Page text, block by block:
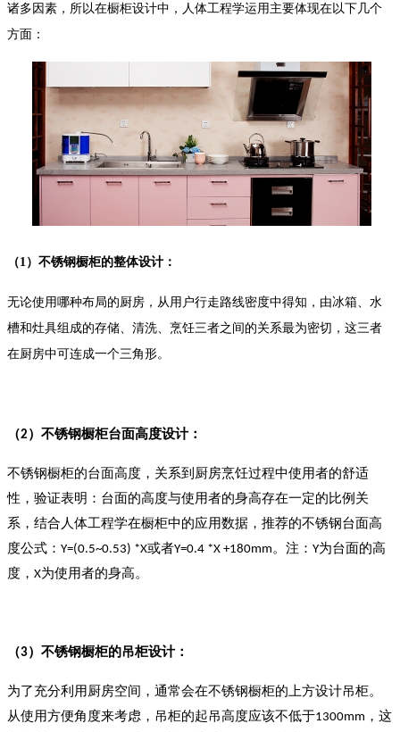
诸多因素，所以在橱柜设计中，人体工程学运用主要体现在以下几个
方面：
（1）不锈钢橱柜的整体设计：
无论使用哪种布局的厨房，从用户行走路线密度中得知，由冰箱、水
槽和灶具组成的存储、清洗、烹饪三者之间的关系最为密切，这三者
在厨房中可连成一个三角形。
（2 ）不锈钢橱柜台面高度设计：
不锈钢橱柜的台面高度，关系到厨房烹饪过程中使用者的舒适
性，验证表明：台面的高度与使用者的身高存在一定的比例关
系，结合人体工程学在橱柜中的应用数据，推荐的不锈钢台面高
度公式： Y=(0.5~0.53) *X或者Y=0.4 *X +180mm 。注： Y为台面的高
度， X为使用者的身高。
（3）不锈钢橱柜的吊柜设计：
为了充分利用厨房空间，通常会在不锈钢橱柜的上方设计吊柜。
从使用方便角度来考虑，吊柜的起吊高度应该不低于1300mm ，这